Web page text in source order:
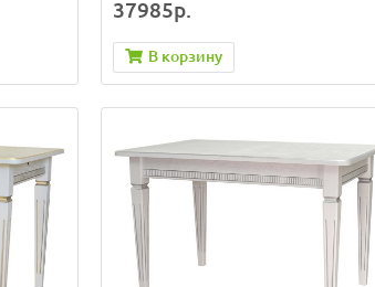
37985р.
В корзину